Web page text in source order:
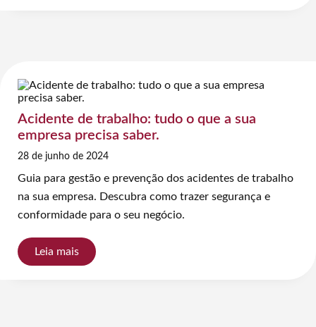
Acidente de trabalho: tudo o que a sua
empresa precisa saber.
28 de junho de 2024
Guia para gestão e prevenção dos acidentes de trabalho
na sua empresa. Descubra como trazer segurança e
conformidade para o seu negócio.
Leia mais